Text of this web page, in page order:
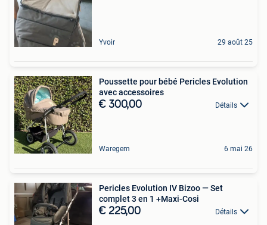
Yvoir 29 août 25
Poussette pour bébé Pericles Evolution
avec accessoires
€ 300,00 Détails
Waregem 6 mai 26
Pericles Evolution IV Bizoo — Set
complet 3 en 1 +Maxi-Cosi
€ 225,00 Détails